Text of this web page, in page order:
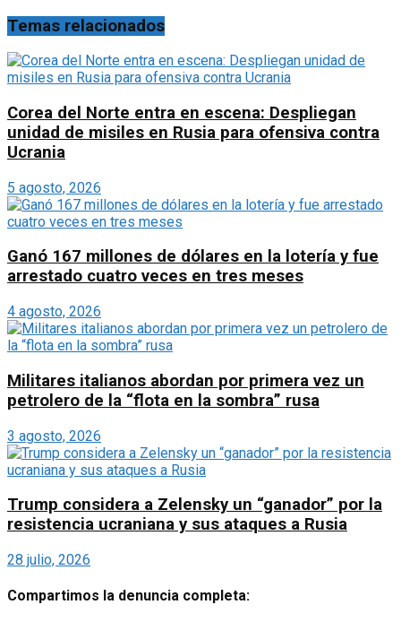
Temas relacionados
Corea del Norte entra en escena: Despliegan
unidad de misiles en Rusia para ofensiva contra
Ucrania
5 agosto, 2026
Ganó 167 millones de dólares en la lotería y fue
arrestado cuatro veces en tres meses
4 agosto, 2026
Militares italianos abordan por primera vez un
petrolero de la “flota en la sombra” rusa
3 agosto, 2026
Trump considera a Zelensky un “ganador” por la
resistencia ucraniana y sus ataques a Rusia
28 julio, 2026
Compartimos la denuncia completa: